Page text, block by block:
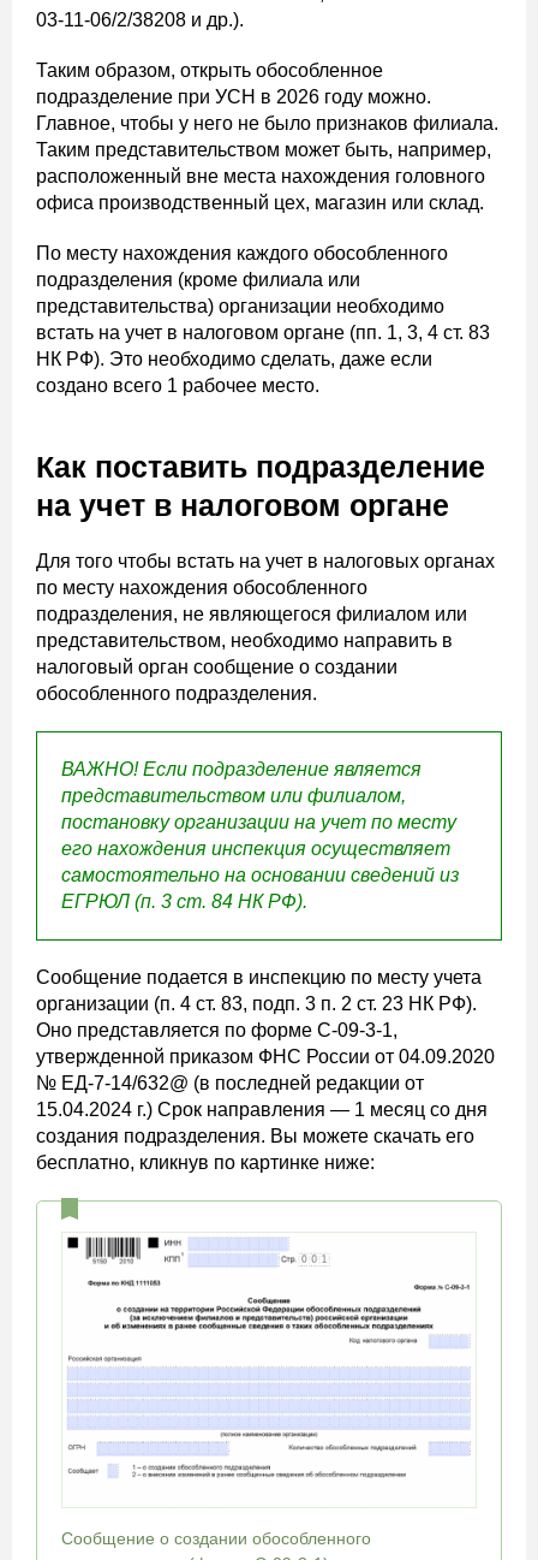
03-11-06/2/38208 и др.).
Таким образом, открыть обособленное
подразделение при УСН в 2026 году можно.
Главное, чтобы у него не было признаков филиала.
Таким представительством может быть, например,
расположенный вне места нахождения головного
офиса производственный цех, магазин или склад.
По месту нахождения каждого обособленного
подразделения (кроме филиала или
представительства) организации необходимо
встать на учет в налоговом органе (пп. 1, 3, 4 ст. 83
НК РФ). Это необходимо сделать, даже если
создано всего 1 рабочее место.
Как поставить подразделение
на учет в налоговом органе
Для того чтобы встать на учет в налоговых органах
по месту нахождения обособленного
подразделения, не являющегося филиалом или
представительством, необходимо направить в
налоговый орган сообщение о создании
обособленного подразделения.
ВАЖНО!Если подразделение является
представительством или филиалом,
постановку организации на учет по месту
его нахождения инспекция осуществляет
самостоятельно на основании сведений из
ЕГРЮЛ (п. 3 ст. 84 НК РФ).
Сообщение подается в инспекцию по месту учета
организации (п. 4 ст. 83, подп. 3 п. 2 ст. 23 НК РФ).
Оно представляется по форме С-09-3-1,
утвержденной приказом ФНС России от 04.09.2020
№ ЕД-7-14/632@ (в последней редакции от
15.04.2024 г.) Срок направления — 1 месяц со дня
создания подразделения. Вы можете скачать его
бесплатно, кликнув по картинке ниже:
Сообщение о создании обособленного